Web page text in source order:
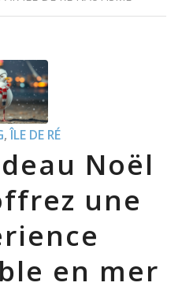
,ÎLE DE RÉ
Noël
une
en mer